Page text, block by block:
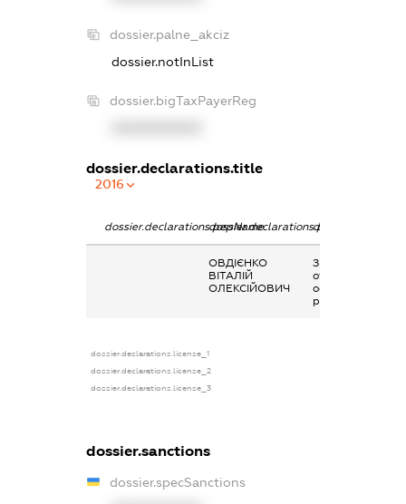
dossier.palne_akciz
dossier.notInList
dossier.bigTaxPayerReg
dossier.declarations.title
2016
dossier.declarations.pepNamedossier.declarations.personName
ОВДІЄНКО
ВІТАЛІЙ
ОЛЕКСІЙОВИЧ
Заробітна плата
отримана за
основним місцем
роботи
dossier.declarations.license_1
dossier.declarations.license_2
dossier.declarations.license_3
dossier.sanctions
dossier.specSanctions